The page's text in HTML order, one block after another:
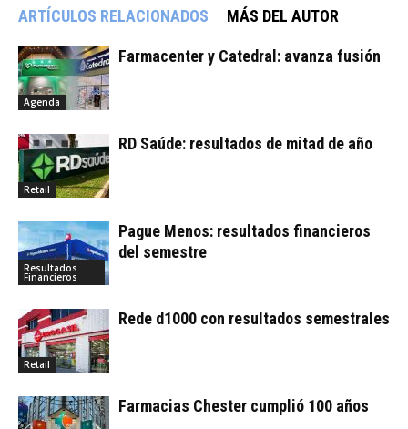
ARTÍCULOS RELACIONADOS MÁS DEL AUTOR
Agenda
Farmacenter y Catedral: avanza fusión
Retail
RD Saúde: resultados de mitad de año
Resultados
Financieros
Pague Menos: resultados financieros
del semestre
Retail
Rede d1000 con resultados semestrales
Farmacias Chester cumplió 100 años